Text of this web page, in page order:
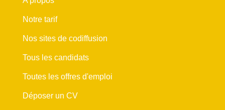
Notre tarif
Nos sites de codiffusion
Tous les candidats
Toutes les offres d'emploi
Déposer un CV